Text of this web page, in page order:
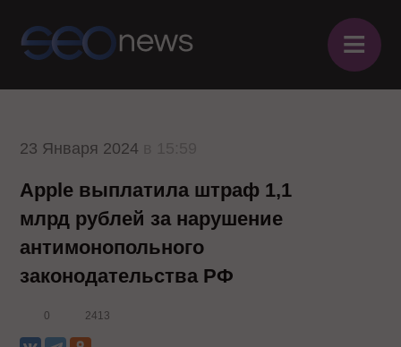
≡
23 Января 2024
Apple выплатила штраф 1,1
млрд рублей за нарушение
антимонопольного
законодательства РФ
0 2413